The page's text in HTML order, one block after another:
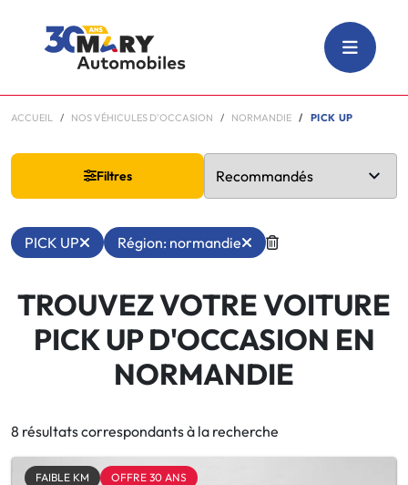
ACCUEIL NOS VÉHICULES D'OCCASION NORMANDIE PICK UP
Filtres
PICK UP Région: normandie
TROUVEZ VOTRE VOITURE
PICK UP D'OCCASION EN
NORMANDIE
8 résultats correspondants à la recherche
FAIBLE KM OFFRE 30 ANS